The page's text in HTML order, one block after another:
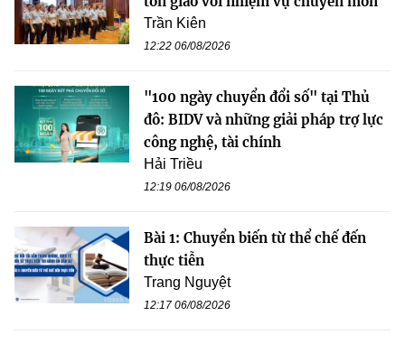
Trần Kiên
12:22 06/08/2026
"100 ngày chuyển đổi số" tại Thủ
đô: BIDV và những giải pháp trợ lực
công nghệ, tài chính
Hải Triều
12:19 06/08/2026
Bài 1: Chuyển biến từ thể chế đến
thực tiễn
Trang Nguyệt
12:17 06/08/2026